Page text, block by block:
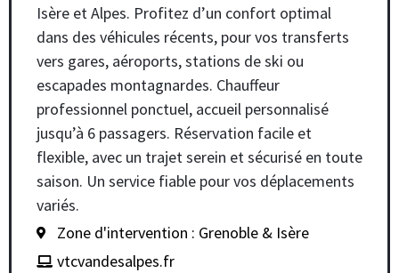
Isère et Alpes. Profitez d’un confort optimal
dans des véhicules récents, pour vos transferts
vers gares, aéroports, stations de ski ou
escapades montagnardes. Chauffeur
professionnel ponctuel, accueil personnalisé
jusqu’à 6 passagers. Réservation facile et
flexible, avec un trajet serein et sécurisé en toute
saison. Un service fiable pour vos déplacements
variés.
Zone d'intervention : Grenoble & Isère
vtcvandesalpes.fr